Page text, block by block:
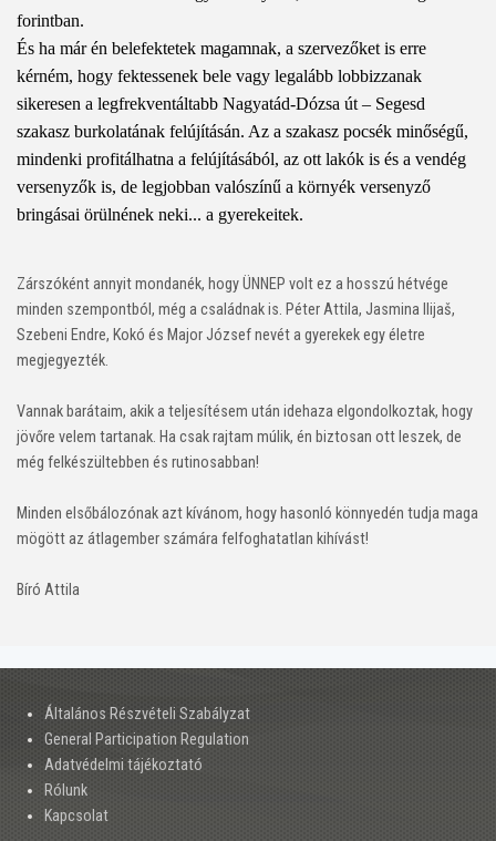
forintban.
És ha már én belefektetek magamnak, a szervezőket is erre
kérném, hogy fektessenek bele vagy legalább lobbizzanak
sikeresen a legfrekventáltabb Nagyatád-Dózsa út – Segesd
szakasz burkolatának felújításán. Az a szakasz pocsék minőségű,
mindenki profitálhatna a felújításából, az ott lakók is és a vendég
versenyzők is, de legjobban valószínű a környék versenyző
bringásai örülnének neki... a gyerekeitek.
Zárszóként annyit mondanék, hogy ÜNNEP volt ez a hosszú hétvége
minden szempontból, még a családnak is. Péter Attila, Jasmina Ilijaš,
Szebeni Endre, Kokó és Major József nevét a gyerekek egy életre
megjegyezték.
Vannak barátaim, akik a teljesítésem után idehaza elgondolkoztak, hogy
jövőre velem tartanak. Ha csak rajtam múlik, én biztosan ott leszek, de
még felkészültebben és rutinosabban!
Minden elsőbálozónak azt kívánom, hogy hasonló könnyedén tudja maga
mögött az átlagember számára felfoghatatlan kihívást!
Bíró Attila
Általános Részvételi Szabályzat
General Participation Regulation
Adatvédelmi tájékoztató
Rólunk
Kapcsolat